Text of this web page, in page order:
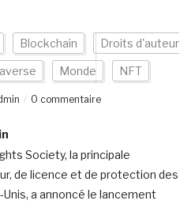
Blockchain Droits d'auteur
Monde NFT
0 commentaire
Society, la principale
de licence et de protection des
a annoncé le lancement